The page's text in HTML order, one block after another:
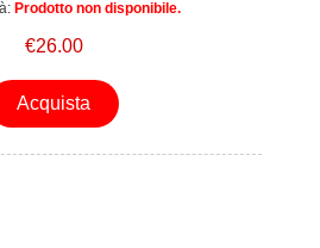
Prodotto non disponibile.
€26.00
Acquista